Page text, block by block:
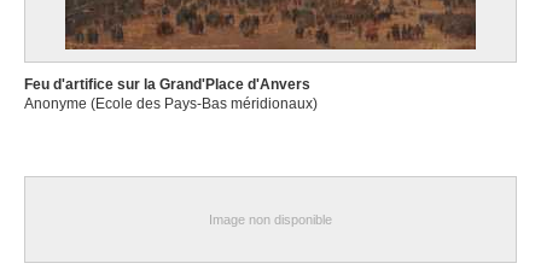
Feu d'artifice sur la Grand'Place d'Anvers
Anonyme (Ecole des Pays-Bas méridionaux)
Image non disponible